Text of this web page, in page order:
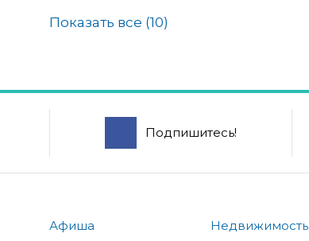
Показать все (10)
Подпишитесь!
Афиша
Недвижимость